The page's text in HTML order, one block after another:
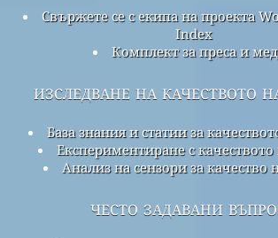
Свържете се с екипа на проекта
Index
Комплект за преса и
изследване на качеството
База знания и статии за
Експериментиране с качеството
Анализ на сензори за качество
често задавани